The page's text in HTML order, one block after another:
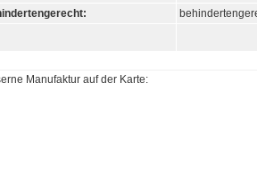
Manufaktur auf der Karte: